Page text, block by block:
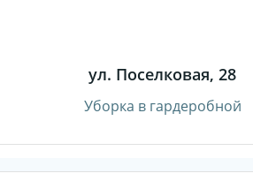
ул. Поселковая, 28
Уборка в гардеробной